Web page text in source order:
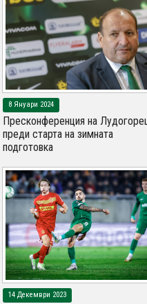
8 Януари 2024
Пресконференция на
преди старта на зимната
подготовка
14 Декември 2023